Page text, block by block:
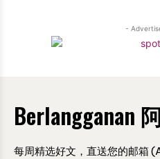
-
Berlangganan
每周精选好文，直送您的邮箱